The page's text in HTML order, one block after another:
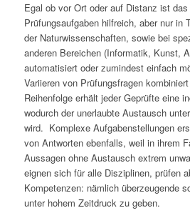
Egal ob vor Ort oder auf Distanz ist
Prüfungsaufgaben hilfreich, aber nur in
der Naturwissenschaften, sowie bei
anderen Bereichen (Informatik, Kunst,
automatisiert oder zumindest einfach
Variieren von Prüfungsfragen
Reihenfolge erhält jeder Geprüfte eine
wodurch der unerlaubte Austausch
wird. Komplexe Aufgabenstellungen
von Antworten ebenfalls, weil in ihrem
Aussagen ohne Austausch extrem
eignen sich für alle Disziplinen, prüfen
Kompetenzen: nämlich überzeugende
unter hohem Zeitdruck zu geben.